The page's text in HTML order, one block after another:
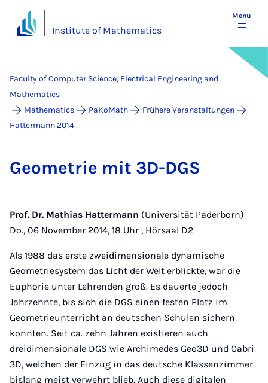
Institute of Mathematics
Menu
Faculty of Computer Science, Electrical Engineering and
Mathematics
Mathematics
PaKoMath
Frühere Veranstaltungen
Hattermann 2014
Geo­met­rie mit 3D-DGS
Prof. Dr. Mathias Hattermann (Universität Paderborn)
Do., 06 November 2014, 18 Uhr , Hörsaal D2
Als 1988 das erste zweidimensionale dynamische
Geometriesystem das Licht der Welt erblickte, war die
Euphorie unter Lehrenden groß. Es dauerte jedoch
Jahrzehnte, bis sich die DGS einen festen Platz im
Geometrieunterricht an deutschen Schulen sichern
konnten. Seit ca. zehn Jahren existieren auch
dreidimensionale DGS wie Archimedes Geo3D und Cabri
3D, welchen der Einzug in das deutsche Klassenzimmer
bislang meist verwehrt blieb. Auch diese digitalen